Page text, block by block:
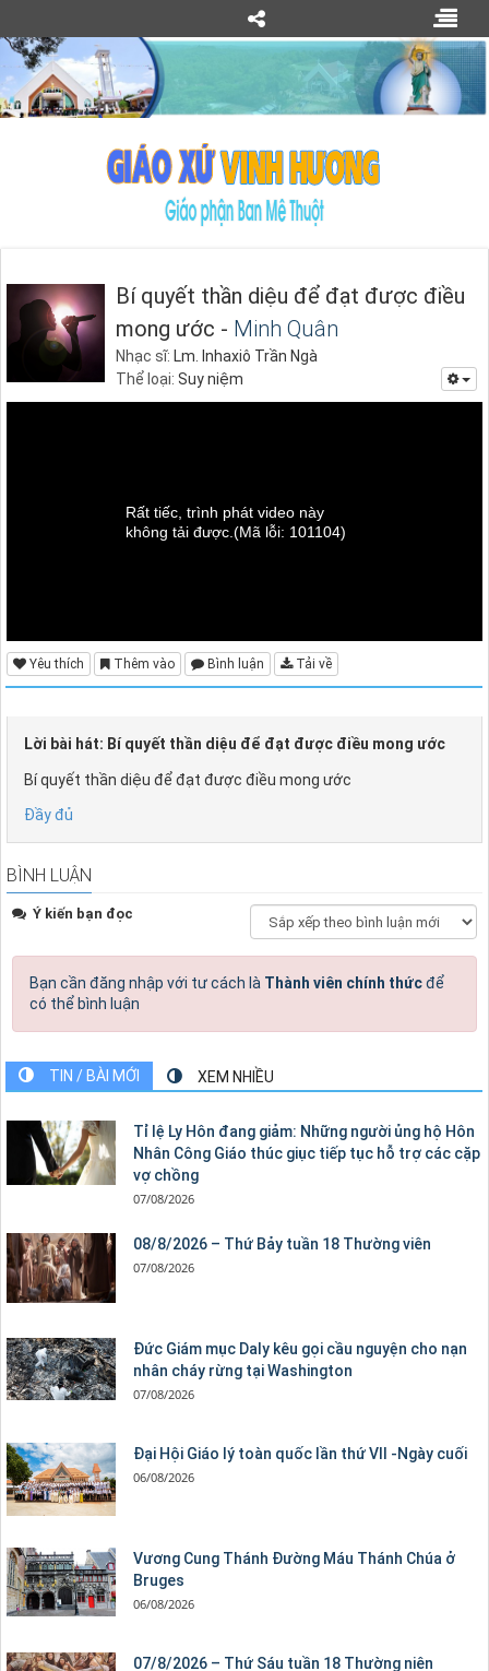
Bí quyết thần diệu để đạt được điều
mong ước - Minh Quân
Nhạc sĩ: Lm. Inhaxiô Trần Ngà
Thể loại: Suy niệm
Rất tiếc, trình phát video này
không tải được. (Mã lỗi: 101104)
Yêu thích Thêm vào Bình luận Tải về
Lời bài hát: Bí quyết thần diệu để đạt được điều mong ước
Bí quyết thần diệu để đạt được điều mong ước
Đầy đủ
BÌNH LUẬN
Ý kiến bạn đọc
Bạn cần đăng nhập với tư cách là Thành viên chính thứcđể
có thể bình luận
TIN / BÀI MỚI XEM NHIỀU
Tỉ lệ Ly Hôn đang giảm: Những người ủng hộ Hôn
Nhân Công Giáo thúc giục tiếp tục hỗ trợ các cặp
vợ chồng
07/08/2026
08/8/2026 – Thứ Bảy tuần 18 Thường viên
07/08/2026
Đức Giám mục Daly kêu gọi cầu nguyện cho nạn
nhân cháy rừng tại Washington
07/08/2026
Đại Hội Giáo lý toàn quốc lần thứ VII -Ngày cuối
06/08/2026
Vương Cung Thánh Ðường Máu Thánh Chúa ở
Bruges
06/08/2026
07/8/2026 – Thứ Sáu tuần 18 Thường niên